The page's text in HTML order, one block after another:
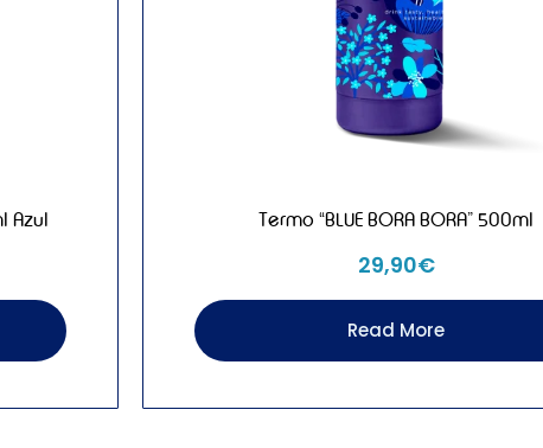
Azul Termo “BLUE BORA BORA” 500ml
29,90€
Read More